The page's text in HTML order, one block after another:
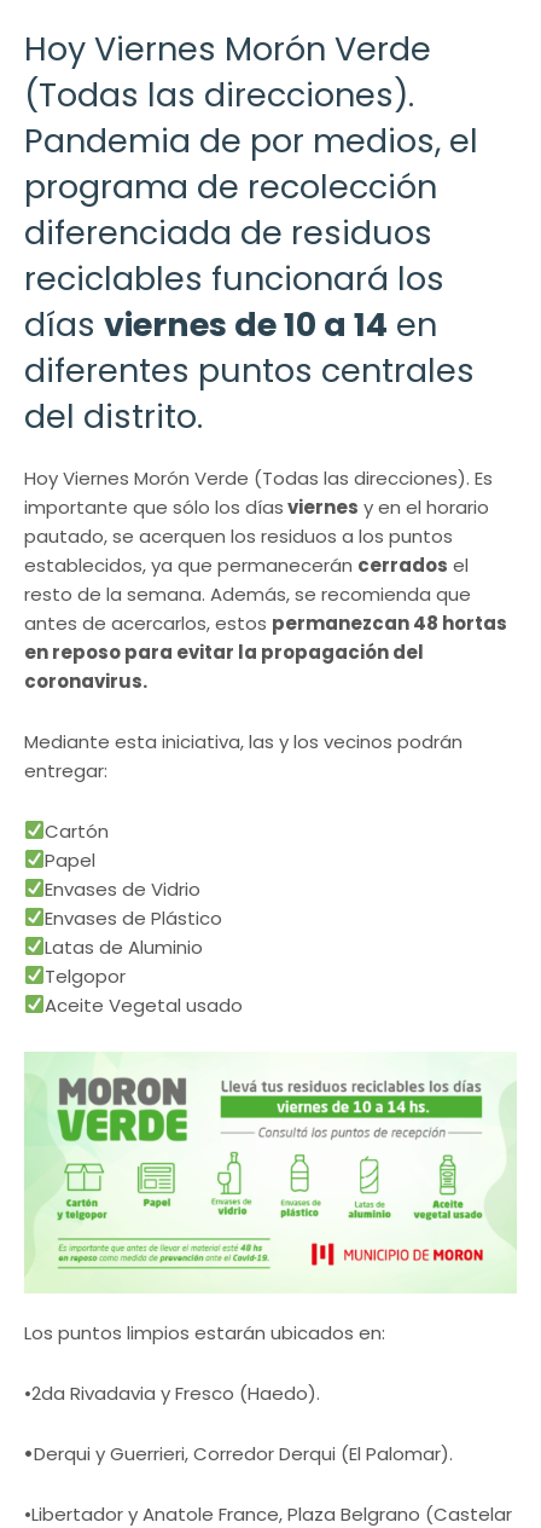
Hoy Viernes Morón Verde
(Todas las direcciones).
Pandemia de por medios, el
programa de recolección
diferenciada de residuos
reciclables funcionará los
días viernes de 10 a 14 en
diferentes puntos centrales
del distrito.
Hoy Viernes Morón Verde (Todas las direcciones). Es
importante que sólo los díasviernes y en el horario
pautado, se acerquen los residuos a los puntos
establecidos, ya que permanecerán cerrados el
resto de la semana. Además, se recomienda que
antes de acercarlos, estos permanezcan 48 hortas
en reposo para evitar la propagación del
coronavirus.
Mediante esta iniciativa, las y los vecinos podrán
entregar:
Cartón
Papel
Envases de Vidrio
Envases de Plástico
Latas de Aluminio
Telgopor
Aceite Vegetal usado
Los puntos limpios estarán ubicados en:
•2da Rivadavia y Fresco (Haedo).
•Derqui y Guerrieri, Corredor Derqui (El Palomar).
•Libertador y Anatole France, Plaza Belgrano (Castelar